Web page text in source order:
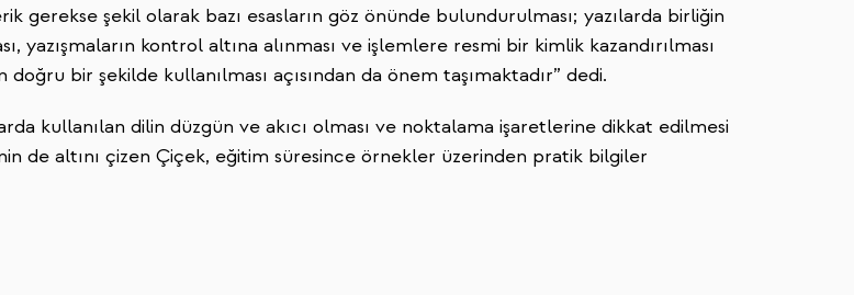
gerekse şekil olarak bazı esasların göz önünde bulundurulması; yazılarda birliğin
yazışmaların kontrol altına alınması ve işlemlere resmi bir kimlik kazandırılması
doğru bir şekilde kullanılması açısından da önem taşımaktadır” dedi.
kullanılan dilin düzgün ve akıcı olması ve noktalama işaretlerine dikkat edilmesi
de altını çizen Çiçek, eğitim süresince örnekler üzerinden pratik bilgiler